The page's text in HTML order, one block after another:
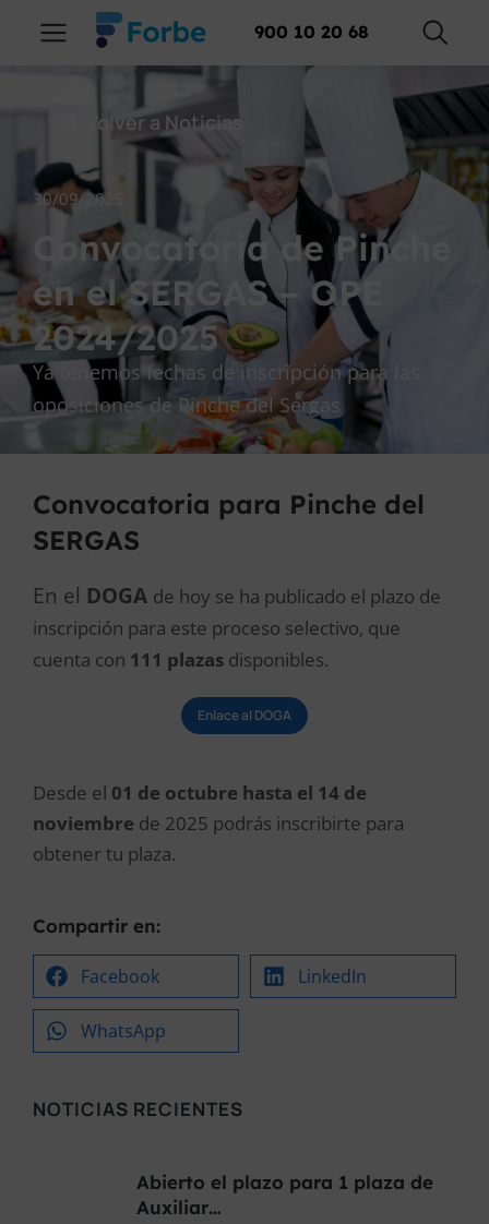
900 10 20 68
Volver a Noticias
30/09/2025
Convocatoria de Pinche
en el SERGAS – OPE
2024/2025
Ya tenemos fechas de inscripción para las
oposiciones de Pinche del Sergas
Convocatoria para Pinche del
SERGAS
En el DOGA de hoy se ha publicado el plazo de
inscripción para este proceso selectivo, que
cuenta con 111 plazas disponibles.
Enlace al DOGA
Desde el 01 de octubre hasta el 14 de
noviembre de 2025 podrás inscribirte para
obtener tu plaza.
Compartir en:
Facebook LinkedIn
WhatsApp
NOTICIAS RECIENTES
Abierto el plazo para 1 plaza de
Auxiliar…